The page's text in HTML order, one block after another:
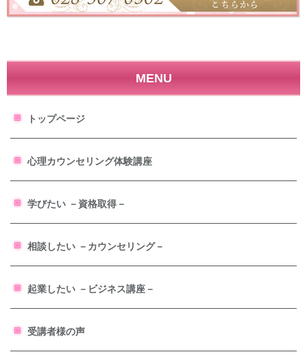
MENU
トップページ
心理カウンセリング体験講座
学びたい －資格取得－
相談したい －カウンセリング－
起業したい －ビジネス講座－
受講者様の声